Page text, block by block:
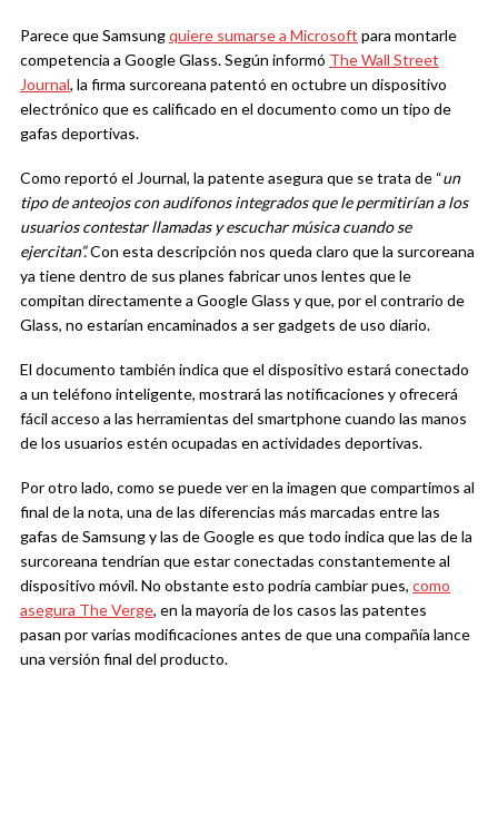
Parece que Samsungquiere sumarse a Microsoft para montarle
competencia a Google Glass. Según informó The Wall Street
Journal, la firma surcoreana patentó en octubre un dispositivo
electrónico que es calificado en el documento como un tipo de
gafas deportivas.
Como reportó el Journal, la patente asegura que se trata de “un
tipo de anteojos con audífonos integrados que le permitirían a los
usuarios contestar llamadas y escuchar música cuando se
ejercitan”.Con esta descripción nos queda claro que la surcoreana
ya tiene dentro de sus planes fabricar unos lentes que le
compitan directamente a Google Glass y que, por el contrario de
Glass, no estarían encaminados a ser gadgets de uso diario.
El documento también indica que el dispositivo estará conectado
a un teléfono inteligente, mostrará las notificaciones y ofrecerá
fácil acceso a las herramientas del smartphone cuando las manos
de los usuarios estén ocupadas en actividades deportivas.
Por otro lado, como se puede ver en la imagen que compartimos al
final de la nota, una de las diferencias más marcadas entre las
gafas de Samsung y las de Google es que todo indica que las de la
surcoreana tendrían que estar conectadas constantemente al
dispositivo móvil. No obstante esto podría cambiar pues, como
asegura The Verge, en la mayoría de los casos las patentes
pasan por varias modificaciones antes de que una compañía lance
una versión final del producto.